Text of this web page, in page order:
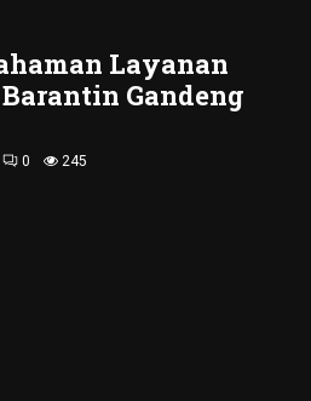
Layanan
Gandeng
0 245